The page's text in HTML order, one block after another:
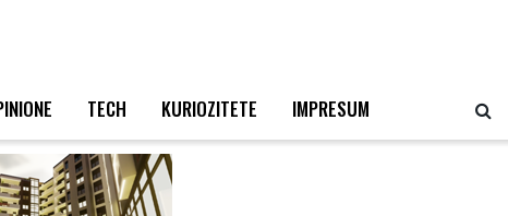
TECH KURIOZITETE IMPRESUM